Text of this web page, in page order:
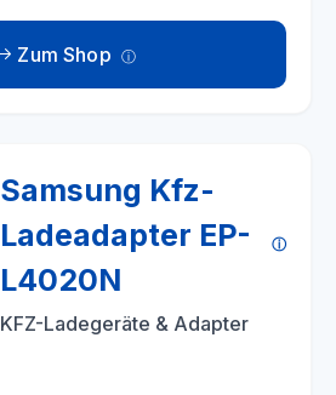
Zum Shop
Samsung Kfz-
Ladeadapter EP-
L4020N
KFZ-Ladegeräte & Adapter